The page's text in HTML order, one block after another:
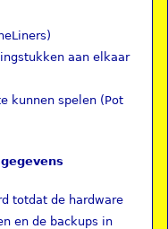
aan elkaar
kunnen spelen (Pot
totdat de hardware
en de backups in